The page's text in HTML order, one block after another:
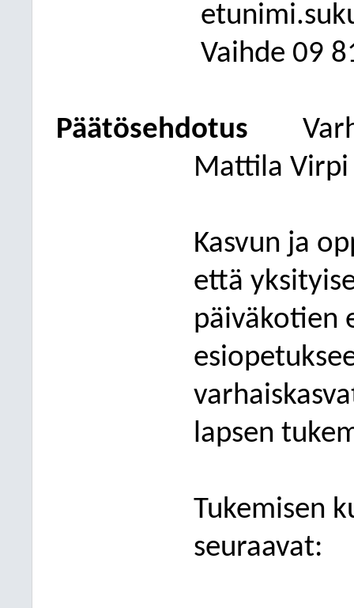
Vaihde 09
Päätösehdotus
Mattila Virpi
Kasvun ja
että
päiväkotien
lapsen
Tukemisen
seuraavat: